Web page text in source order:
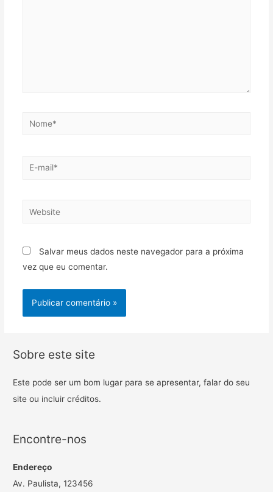
Salvar meus dados neste navegador para a próxima
vez que eu comentar.
Sobre este site
Este pode ser um bom lugar para se apresentar, falar do seu
site ou incluir créditos.
Encontre-nos
Endereço
Av. Paulista, 123456